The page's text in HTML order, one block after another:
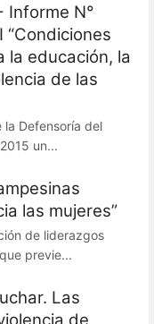
Informe N°
“Condiciones
la educación, la
de las
la Defensoría del
un...
las mujeres”
de liderazgos
previe...
Las